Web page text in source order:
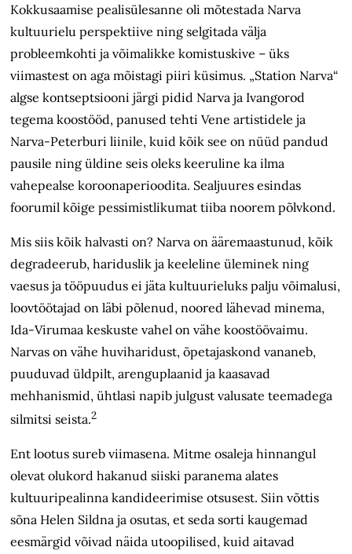
Kokkusaamise pealisülesanne oli mõtestada Narva
kultuurielu perspektiive ning selgitada välja
probleemkohti ja võimalikke komistuskive – üks
viimastest on aga mõistagi piiri küsimus. „Station Narva“
algse kontseptsiooni järgi pidid Narva ja Ivangorod
tegema koostööd, panused tehti Vene artistidele ja
Narva-Peterburi liinile, kuid kõik see on nüüd pandud
pausile ning üldine seis oleks keeruline ka ilma
vahepealse koroonaperioodita. Sealjuures esindas
foorumil kõige pessimistlikumat tiiba noorem põlvkond.
Mis siis kõik halvasti on? Narva on ääremaastunud, kõik
degradeerub, hariduslik ja keeleline üleminek ning
vaesus ja tööpuudus ei jäta kultuurieluks palju võimalusi,
loovtöötajad on läbi põlenud, noored lähevad minema,
Ida-Virumaa keskuste vahel on vähe koostöövaimu.
Narvas on vähe huviharidust, õpetajaskond vananeb,
puuduvad üldpilt, arengu­plaanid ja kaasavad
mehhanismid, ühtlasi napib julgust valusate teemadega
silmitsi seista.2
Ent lootus sureb viimasena. Mitme osaleja hinnangul
olevat olukord hakanud siiski paranema alates
kultuuripealinna kandideerimise otsusest. Siin võttis
sõna Helen Sildna ja osutas, et seda sorti kaugemad
eesmärgid võivad näida utoopilised, kuid aitavad